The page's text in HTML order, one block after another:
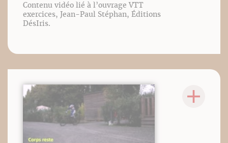
Contenu vidéo lié à l’ouvrage VTT
exercices, Jean-Paul Stéphan, Éditions
DésIris.